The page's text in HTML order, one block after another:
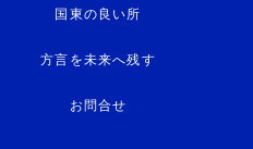
国東の良い所
方言を未来へ残す
お問合せ